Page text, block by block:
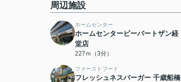
周辺施設
ホームセンター
ホームセンタービーバートザン経
堂店
227ｍ（3分）
ファーストフード
フレッシュネスバーガー 千歳船橋